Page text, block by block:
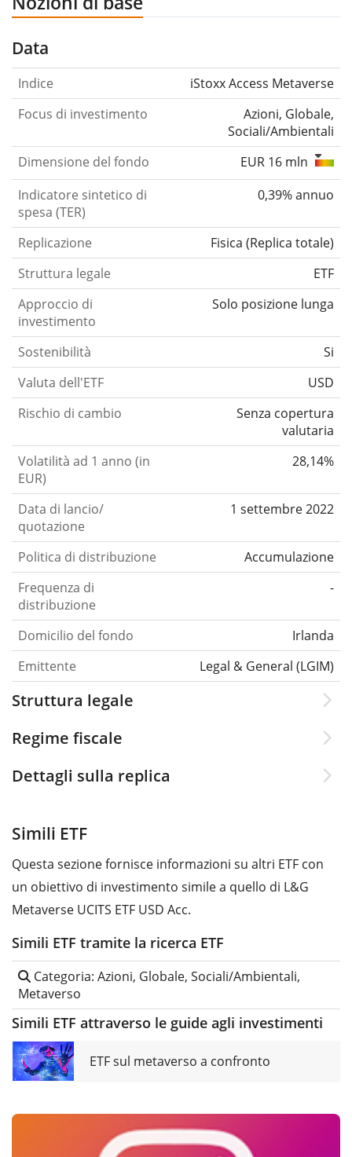
Data
Indice
iStoxx Access Metaverse
Focus di investimento
Azioni, Globale,
Sociali/Ambientali
Dimensione del fondo
EUR 16 mln
Indicatore sintetico di
spesa (TER)
0,39% annuo
Replicazione Fisica (Replica totale)
Struttura legale
ETF
Approccio di
investimento
Solo posizione lunga
Sostenibilità
Si
Valuta dell'ETF
USD
Rischio di cambio
Senza copertura
valutaria
Volatilità ad 1 anno (in
EUR)
28,14%
Data di lancio/
quotazione
1 settembre 2022
Politica di distribuzione
Accumulazione
Frequenza di
distribuzione
-
Domicilio del fondo
Irlanda
Emittente
Legal & General (LGIM)
Struttura legale
Regime fiscale
Dettagli sulla replica
Simili ETF
Questa sezione fornisce informazioni su altri ETF con
un obiettivo di investimento simile a quello di L&G
Metaverse UCITS ETF USD Acc.
Simili ETF tramite la ricerca ETF
Categoria: Azioni, Globale, Sociali/Ambientali,
Metaverso
Simili ETF attraverso le guide agli investimenti
ETF sul metaverso a confronto